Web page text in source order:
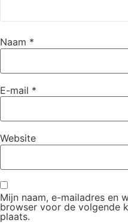
Naam *
E-mail *
Website
Mijn naam, e-mailadres en
browser voor de volgende
plaats.